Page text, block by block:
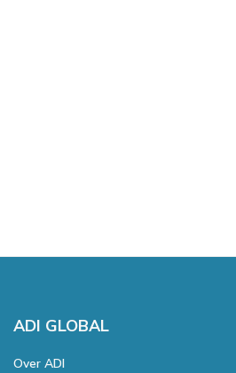
ADI GLOBAL
Over ADI